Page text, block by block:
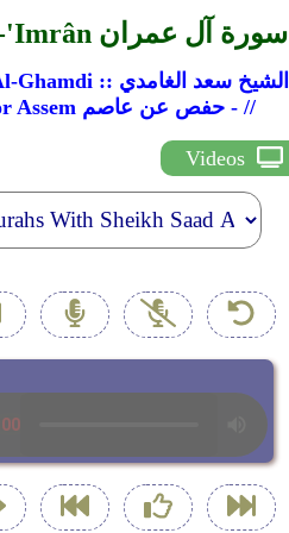
3. Surah Âl-'Imrân سورة آل عمران
Sheikh Saad Al-Ghamdi :: الشيخ سعد الغامدي
// - Hafs for Assem حفص عن عاصم - //
Videos